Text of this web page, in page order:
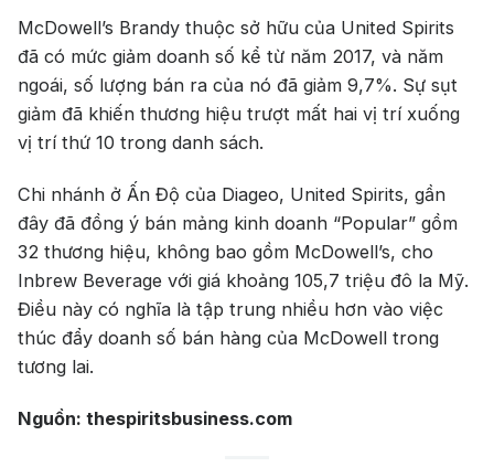
McDowell’s Brandy thuộc sở hữu của United Spirits
đã có mức giảm doanh số kể từ năm 2017, và năm
ngoái, số lượng bán ra của nó đã giảm 9,7%. Sự sụt
giảm đã khiến thương hiệu trượt mất hai vị trí xuống
vị trí thứ 10 trong danh sách.
Chi nhánh ở Ấn Độ của Diageo, United Spirits, gần
đây đã đồng ý bán mảng kinh doanh “Popular” gồm
32 thương hiệu, không bao gồm McDowell’s, cho
Inbrew Beverage với giá khoảng 105,7 triệu đô la Mỹ.
Điều này có nghĩa là tập trung nhiều hơn vào việc
thúc đẩy doanh số bán hàng của McDowell trong
tương lai.
Nguồn: thespiritsbusiness.com